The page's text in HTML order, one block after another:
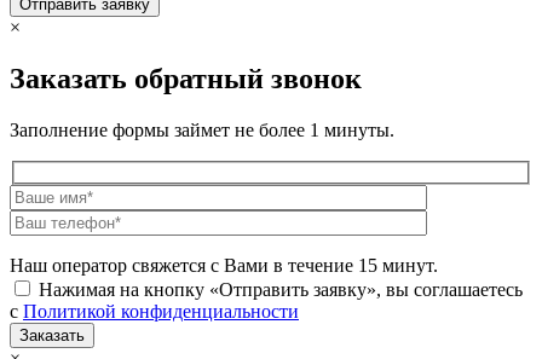
×
Заказать обратный звонок
Заполнение формы займет не более 1 минуты.
Наш оператор свяжется с Вами в течение 15 минут.
Нажимая на кнопку «Отправить заявку», вы соглашаетесь
с Политикой конфиденциальности